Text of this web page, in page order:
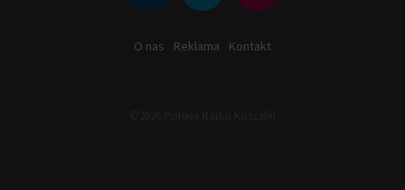
O nas Reklama Kontakt